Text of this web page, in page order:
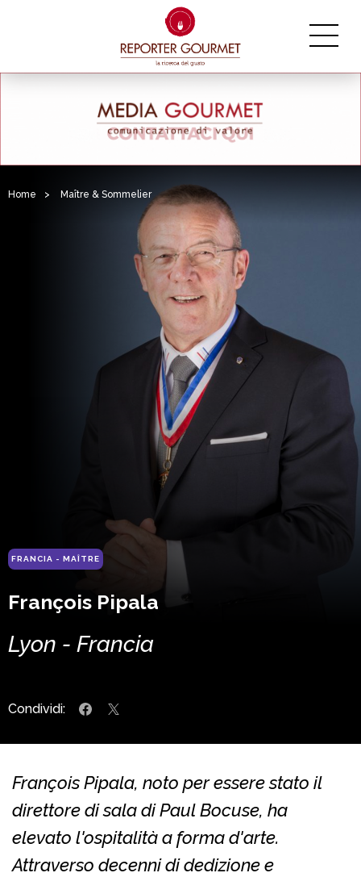
Home > Maître & Sommelier
FRANCIA - MAÎTRE
François Pipala
Lyon - Francia
Condividi:
François Pipala, noto per essere stato il
direttore di sala di Paul Bocuse, ha
elevato l'ospitalità a forma d'arte.
Attraverso decenni di dedizione e